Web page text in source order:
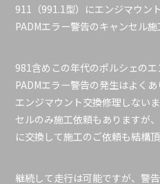
911（991.1型）にエンジマウン
PADMエラー警告のキャンセル
981含めこの年代のポルシェの
PADMエラー警告の発生はよくあ
エンジマウント交換修理しない
セルのみ施工依頼もありますが
に交換して施工のご依頼も結構頂
継続して走行は可能ですが、警